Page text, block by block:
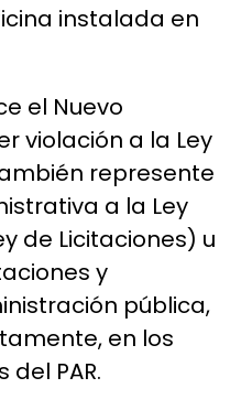
instalada en
el Nuevo
violación a la Ley
represente
a la Ley
de Licitaciones) u
y
pública,
en los
PAR.